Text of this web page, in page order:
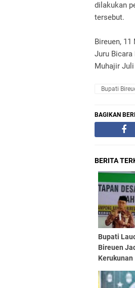
dilakukan
tersebut.
Bireuen, 11
Juru Bicara
Muhajir Juli
Bupati
BAGIKAN
BERITA
Bupati
Bireuen
Kerukunan